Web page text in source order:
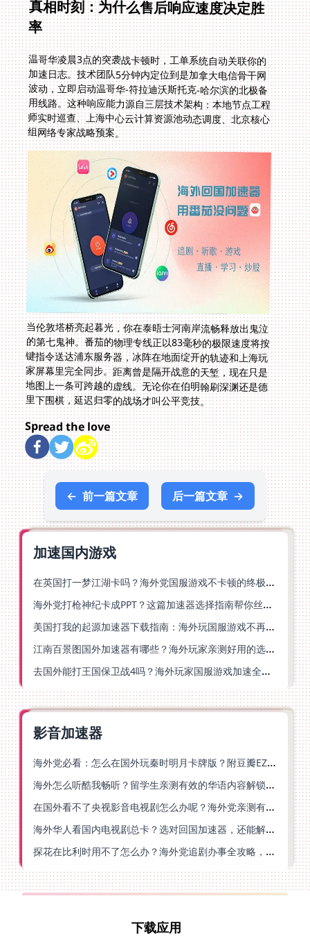
真相时刻：为什么售后响应速度决定胜
率
温哥华凌晨3点的突袭战卡顿时，工单系统自动关联你的
加速日志。技术团队5分钟内定位到是加拿大电信骨干网
波动，立即启动温哥华-符拉迪沃斯托克-哈尔滨的北极备
用线路。这种响应能力源自三层技术架构：本地节点工程
师实时巡查、上海中心云计算资源池动态调度、北京核心
组网络专家战略预案。
当伦敦塔桥亮起暮光，你在泰晤士河南岸流畅释放出鬼泣
的第七鬼神。番茄的物理专线正以83毫秒的极限速度将按
键指令送达浦东服务器，冰阵在地面绽开的轨迹和上海玩
家屏幕里完全同步。距离曾是隔开战意的天堑，现在只是
地图上一条可跨越的虚线。无论你在伯明翰刷深渊还是德
里下围棋，延迟归零的战场才叫公平竞技。
Spread the love
← 前一篇文章 后一篇文章 →
加速国内游戏
在英国打一梦江湖卡吗？海外党国服游戏不卡顿的终极解法
海外党打枪神纪卡成PPT？这篇加速器选择指南帮你丝滑上分
美国打我的起源加速器下载指南：海外玩国服游戏不再卡的终极方案
江南百景图国外加速器有哪些？海外玩家亲测好用的选择与避坑指南
去国外能打王国保卫战4吗？海外玩家国服游戏加速全攻略（附公主连结幻想江湖实测）
影音加速器
海外党必看：怎么在国外玩秦时明月卡牌版？附豆瓣EZCast地区限制破解法
海外怎么听酷我畅听？留学生亲测有效的华语内容解锁指南
在国外看不了央视影音电视剧怎么办呢？海外党亲测有效的回国加速方案
海外华人看国内电视剧总卡？选对回国加速器，还能解决菲律宾打不开反诈中心的问题
探花在比利时用不了怎么办？海外党追剧办事全攻略，选对加速器就够了
下载应用